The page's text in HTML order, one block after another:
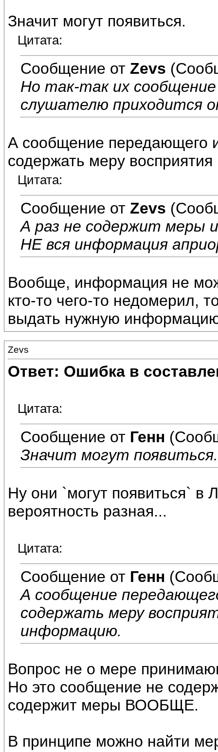
Значит могут появиться.
Цитата:
Сообщение от Zevs
Но так-так их
слушателю приходится
А сообщение передающего
содержать меру
Цитата:
Сообщение от Zevs
А раз не содержит меры
НЕ вся информация
Вообще, информация не
кто-то чего-то недомерил,
выдать нужную
Zevs
Ответ: Ошибка в
Цитата:
Сообщение от Генн
Значит могут появиться.
Ну они `могут появиться`
вероятность разная...
Цитата:
Сообщение от Генн
А сообщение
содержать меру
информацию.
Вопрос не о мере
Но это сообщение не
содержит меры ВООБЩЕ.
В принципе можно найти